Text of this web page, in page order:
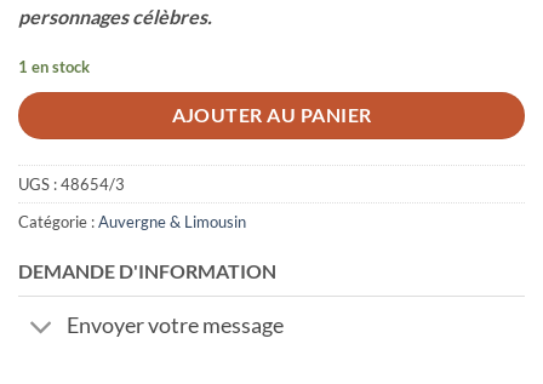
personnages célèbres.
1 en stock
AJOUTER AU PANIER
UGS :48654/3
Catégorie :Auvergne & Limousin
DEMANDE D'INFORMATION
Envoyer votre message